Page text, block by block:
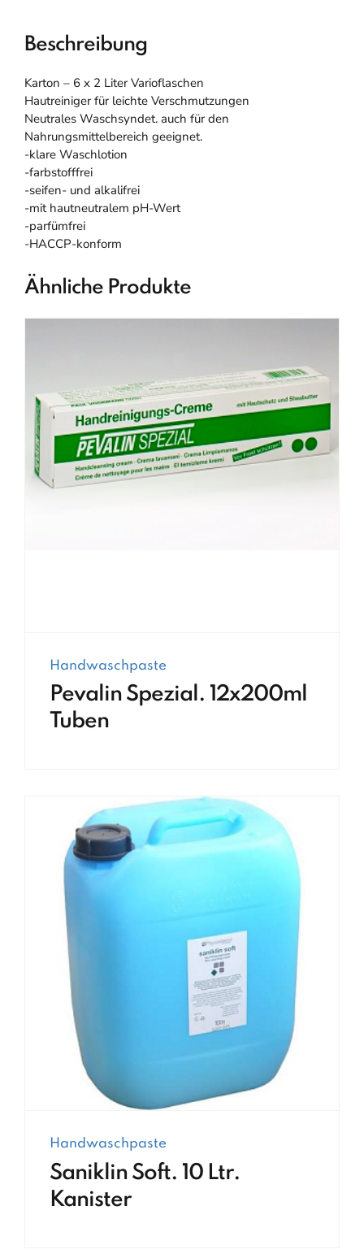
Beschreibung
Karton – 6 x 2 Liter Varioflaschen
Hautreiniger für leichte Verschmutzungen
Neutrales Waschsyndet. auch für den
Nahrungsmittelbereich geeignet.
-klare Waschlotion
-farbstofffrei
-seifen- und alkalifrei
-mit hautneutralem pH-Wert
-parfümfrei
-HACCP-konform
Ähnliche Produkte
Handwaschpaste
Pevalin Spezial. 12x200ml
Tuben
Handwaschpaste
Saniklin Soft. 10 Ltr.
Kanister